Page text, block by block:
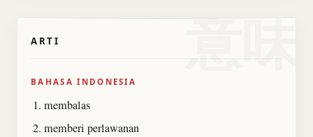
意味
ARTI
BAHASA INDONESIA
membalas
memberi perlawanan